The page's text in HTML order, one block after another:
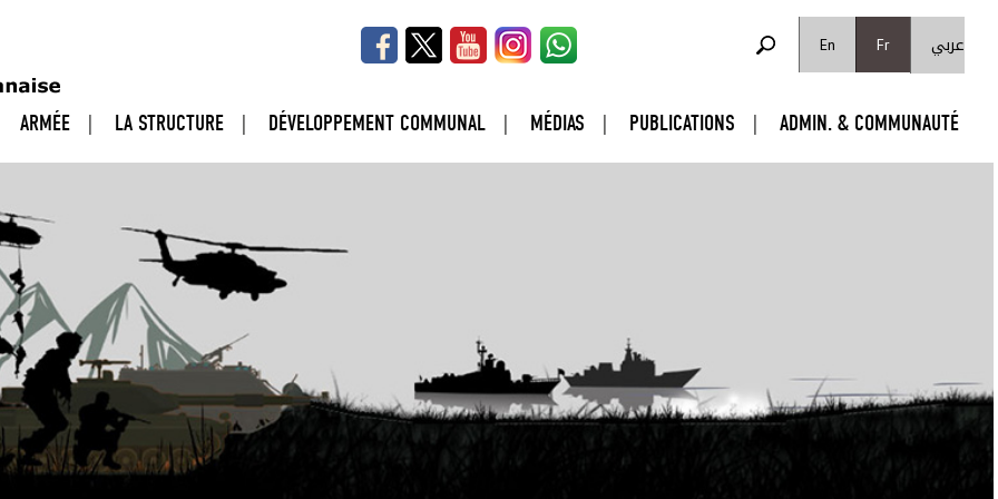
En
Fr عربي FORMULAIRE DE RECHERCHE
ARMÉE LA STRUCTURE DÉVELOPPEMENT COMMUNAL MÉDIAS PUBLICATIONS ADMIN. & COMMUNAUTÉ